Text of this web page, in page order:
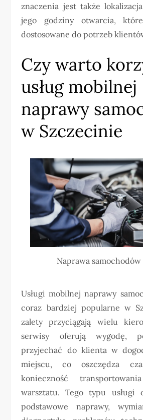
znaczenia jest także
jego godziny otwarcia,
dostosowane do potrzeb
Czy warto
usług mobilnej
naprawy
w Szczecinie
Naprawa
Usługi mobilnej naprawy
coraz bardziej popularne w
zalety przyciągają wielu
serwisy oferują wygodę,
przyjechać do klienta w
miejscu, co oszczędza
konieczność
warsztatu. Tego typu usługi
podstawowe naprawy,